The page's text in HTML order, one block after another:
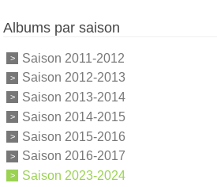
Albums par saison
Saison 2011-2012
Saison 2012-2013
Saison 2013-2014
Saison 2014-2015
Saison 2015-2016
Saison 2016-2017
Saison 2023-2024